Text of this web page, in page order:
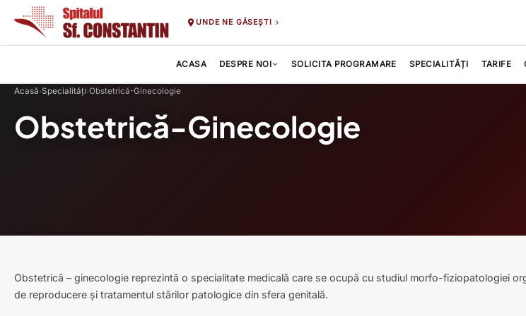
UNDE NE GĂSEȘTI
ACASA DESPRE NOI SOLICITA PROGRAMARE SPECIALITĂȚI TARIFE
Acasă›Specialități›Obstetrică-Ginecologie
Obstetrică-Ginecologie
Obstetrică – ginecologie reprezintă o specialitate medicală care se ocupă cu studiul morfo-fiziopatologiei
de reproducere și tratamentul stărilor patologice din sfera genitală.